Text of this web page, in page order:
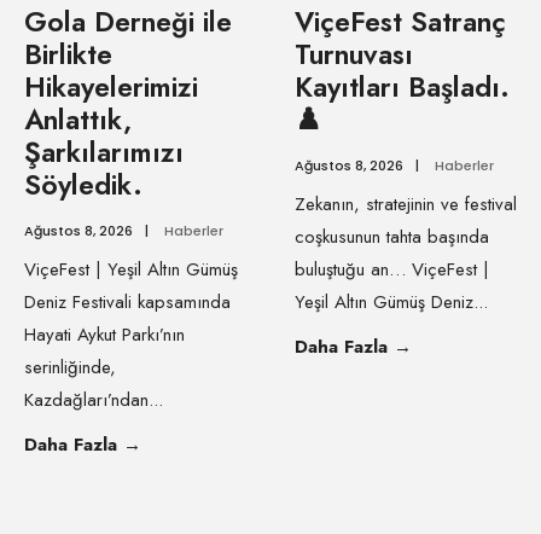
Gola Derneği ile
Birlikte
Hikayelerimizi
Anlattık,
Şarkılarımızı
Söyledik.
Ağustos 8, 2026 | Haberler
ViçeFest | Yeşil Altın Gümüş
Deniz Festivali kapsamında
Hayati Aykut Parkı’nın
serinliğinde,
Kazdağları’ndan...
Daha Fazla →
ViçeFest Satranç
Turnuvası
Kayıtları Başladı.
♟️
Ağustos 8, 2026 | Haberler
Zekanın, stratejinin ve festival
coşkusunun tahta başında
buluştuğu an… ViçeFest |
Yeşil Altın Gümüş Deniz...
Daha Fazla →